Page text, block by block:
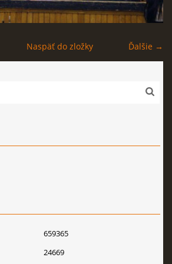
Ďalšie →
Naspäť do zložky
659365
24669